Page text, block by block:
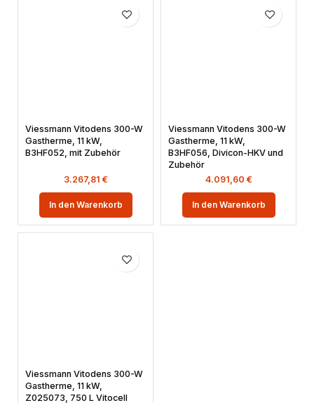
Viessmann Vitodens 300-W
Gastherme, 11 kW,
B3HF052, mit Zubehör
3.267,81 €
In den Warenkorb
Viessmann Vitodens 300-W
Gastherme, 11 kW,
B3HF056, Divicon-HKV und
Zubehör
4.091,60 €
In den Warenkorb
Viessmann Vitodens 300-W
Gastherme, 11 kW,
Z025073, 750 L Vitocell